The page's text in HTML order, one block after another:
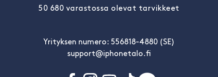
50 680 varastossa olevat tarvikkeet
Yrityksen numero: 556818-4880 (SE)
support@iphonetalo.fi